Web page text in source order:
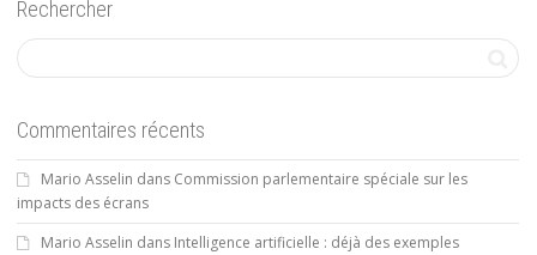
Rechercher
Commentaires récents
Mario Asselin dans Commission parlementaire spéciale sur les
impacts des écrans
Mario Asselin dans Intelligence artificielle : déjà des exemples